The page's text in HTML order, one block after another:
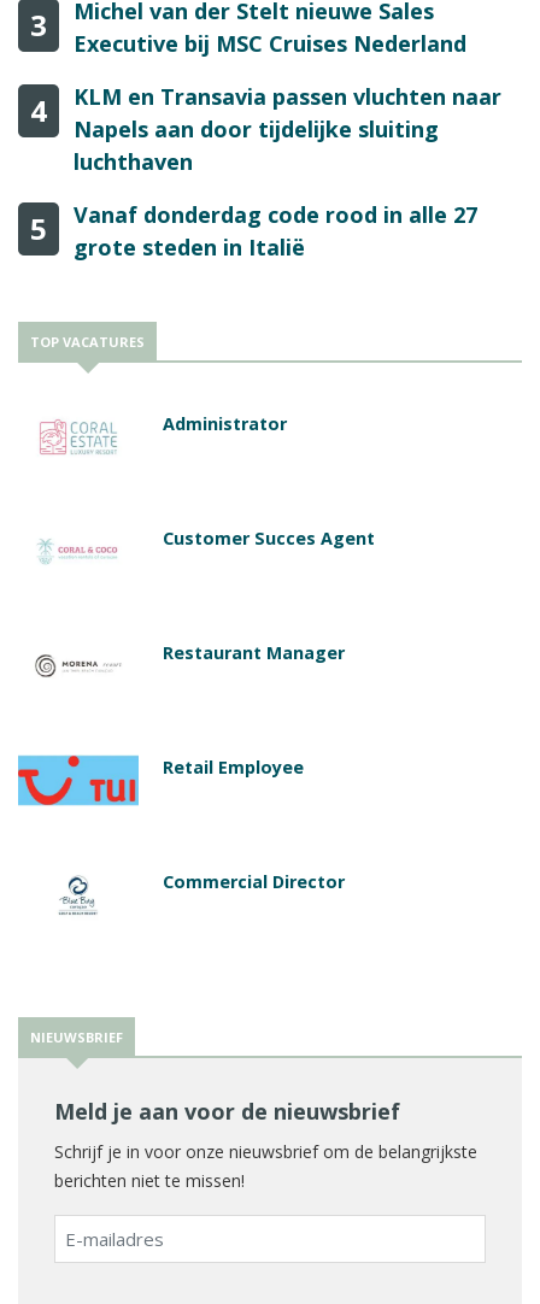
3
Michel van der Stelt nieuwe Sales
Executive bij MSC Cruises Nederland
4
KLM en Transavia passen vluchten naar
Napels aan door tijdelijke sluiting
luchthaven
5
Vanaf donderdag code rood in alle 27
grote steden in Italië
TOP VACATURES
Administrator
Customer Succes Agent
Restaurant Manager
Retail Employee
Commercial Director
NIEUWSBRIEF
Meld je aan voor de nieuwsbrief
Schrijf je in voor onze nieuwsbrief om de belangrijkste
berichten niet te missen!
E-
mailadres